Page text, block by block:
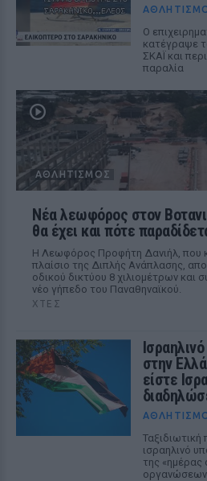
Ο
κατέγραψε
ΣΚΑΪ και
παραλία
ΑΘΛΗΤΙΣΜΌΣ
Νέα λεωφόρος στον
θα έχει και πότε
Η Λεωφόρος Προφήτη Δανιήλ, που
πλαίσιο της Διπλής Ανάπλασης,
οδικού δικτύου 8 χιλιομέτρων και
νέο γήπεδο του Παναθηναϊκού.
ΧΤΕΣ
στην
είστε
ισραηλινό
της «ημέρας
οργανώσεων